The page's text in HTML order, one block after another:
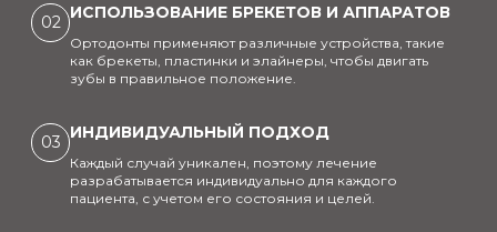
02
ИСПОЛЬЗОВАНИЕ БРЕКЕТОВ И АППАРАТОВ
Ортодонты применяют различные устройства, такие
как брекеты, пластинки и элайнеры, чтобы двигать
зубы в правильное положение.
03
ИНДИВИДУАЛЬНЫЙ ПОДХОД
Каждый случай уникален, поэтому лечение
разрабатывается индивидуально для каждого
пациента, с учетом его состояния и целей.